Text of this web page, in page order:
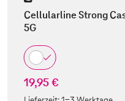
Cellularline Strong
5G
19,95 €